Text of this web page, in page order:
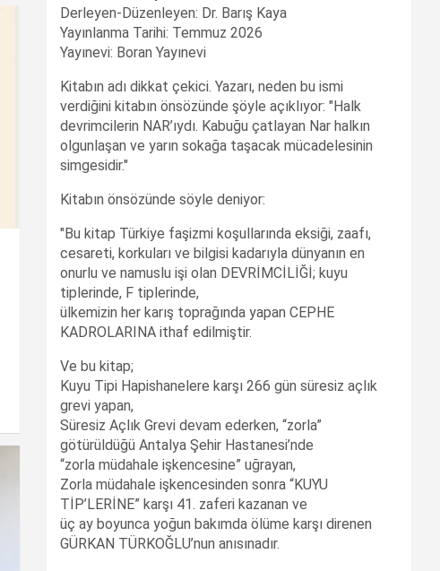
Derleyen-Düzenleyen: Dr. Barış Kaya
Yayınlanma Tarihi: Temmuz 2026
Yayınevi: Boran Yayınevi
Kitabın adı dikkat çekici. Yazarı, neden bu ismi
verdiğini kitabın önsözünde şöyle açıklıyor: "Halk
devrimcilerin NAR’ıydı. Kabuğu çatlayan Nar halkın
olgunlaşan ve yarın sokağa taşacak mücadelesinin
simgesidir."
Kitabın önsözünde söyle deniyor:
"Bu kitap Türkiye faşizmi koşullarında eksiği, zaafı,
cesareti, korkuları ve bilgisi kadarıyla dünyanın en
onurlu ve namuslu işi olan DEVRİMCİLİĞİ; kuyu
tiplerinde, F tiplerinde,
ülkemizin her karış toprağında yapan CEPHE
KADROLARINA ithaf edilmiştir.
Ve bu kitap;
Kuyu Tipi Hapishanelere karşı 266 gün süresiz açlık
grevi yapan,
Süresiz Açlık Grevi devam ederken, “zorla”
götürüldüğü Antalya Şehir Hastanesi’nde
“zorla müdahale işkencesine” uğrayan,
Zorla müdahale işkencesinden sonra “KUYU
TİP’LERİNE” karşı 41. zaferi kazanan ve
üç ay boyunca yoğun bakımda ölüme karşı direnen
GÜRKAN TÜRKOĞLU’nun anısınadır.